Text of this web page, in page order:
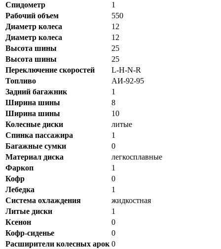
Спидометр
1
Рабочий объем
550
Диаметр колеса
12
Диаметр колеса
12
Высота шины
25
Высота шины
25
Переключение скоростей
L-H-N-R
Топливо
АИ-92-95
Задний багажник
1
Ширина шины
8
Ширина шины
10
Колесные диски
литые
Спинка пассажира
1
Багажные сумки
0
Материал диска
легкосплавные
Фаркоп
1
Кофр
0
Лебедка
1
Система охлаждения
жидкостная
Литые диски
1
Ксенон
0
Кофр-сиденье
0
Расширители колесных арок 0